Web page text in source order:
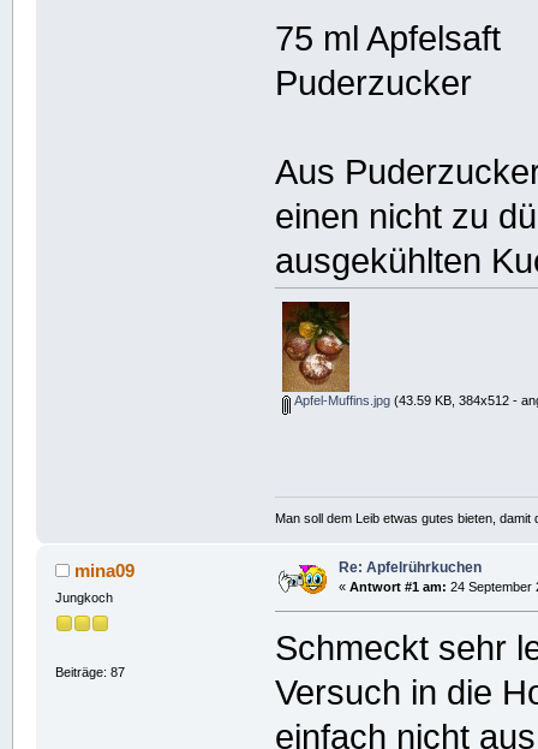
75 ml Apfelsaft
Puderzucker
Aus
einen nicht zu
ausgekühlten
Apfel-Muffins.jpg(43.59 KB, 384x512 -
Man soll dem Leib etwas gutes bieten,
mina09
Jungkoch
Beiträge: 87
Re: Apfelrührkuchen
« Antwort #1 am: 24 September
Schmeckt sehr
Versuch in die
einfach nicht